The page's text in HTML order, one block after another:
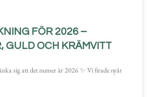
FÖR 2026 –
GULD OCH KRÄMVITT
sig att det numer är 2026 ✨ Vi firade nyår